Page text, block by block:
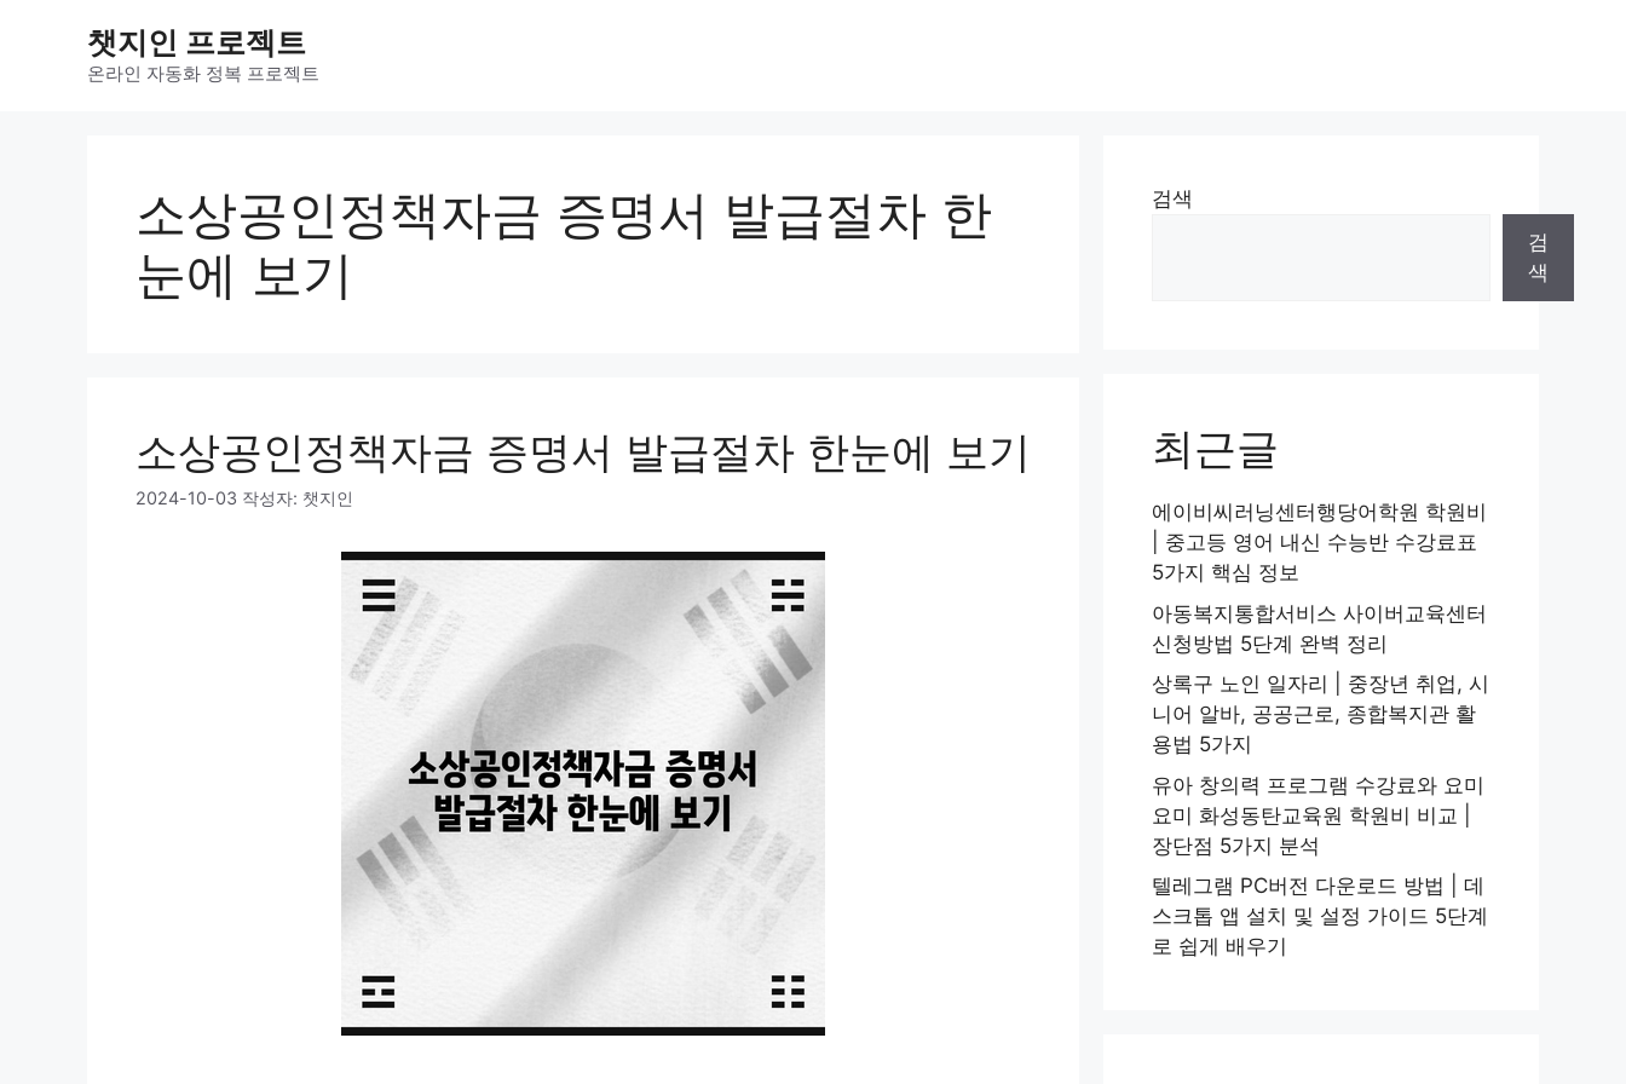
챗지인 프로젝트
온라인 자동화 정복 프로젝트
소상공인정책자금 증명서 발급절차 한
눈에 보기
소상공인정책자금 증명서 발급절차 한눈에 보기
2024-10-03 작성자: 챗지인
검색
검
색
최근글
에이비씨러닝센터행당어학원 학원비
| 중고등 영어 내신 수능반 수강료표
5가지 핵심 정보
아동복지통합서비스 사이버교육센터
신청방법 5단계 완벽 정리
상록구 노인 일자리 | 중장년 취업, 시
니어 알바, 공공근로, 종합복지관 활
용법 5가지
유아 창의력 프로그램 수강료와 요미
요미 화성동탄교육원 학원비 비교 |
장단점 5가지 분석
텔레그램 PC버전 다운로드 방법 | 데
스크톱 앱 설치 및 설정 가이드 5단계
로 쉽게 배우기